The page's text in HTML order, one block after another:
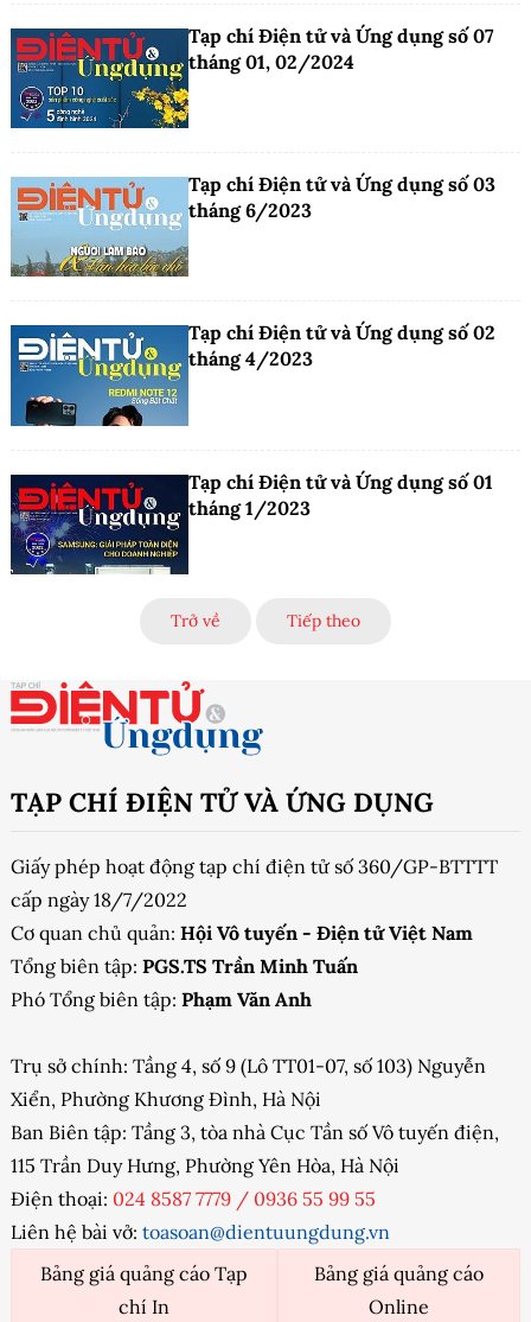
Tạp chí Điện tử và Ứng dụng số 07
tháng 01, 02/2024
Tạp chí Điện tử và Ứng dụng số 03
tháng 6/2023
Tạp chí Điện tử và Ứng dụng số 02
tháng 4/2023
Tạp chí Điện tử và Ứng dụng số 01
tháng 1/2023
Trở về Tiếp theo
TẠP CHÍ ĐIỆN TỬ VÀ ỨNG DỤNG
Giấy phép hoạt động tạp chí điện tử số 360/GP-BTTTT
cấp ngày 18/7/2022
Cơ quan chủ quản: Hội Vô tuyến - Điện tử Việt Nam
Tổng biên tập: PGS.TS Trần Minh Tuấn
Phó Tổng biên tập: Phạm Văn Anh
Trụ sở chính: Tầng 4, số 9 (Lô TT01-07, số 103) Nguyễn
Xiển, Phường Khương Đình, Hà Nội
Ban Biên tập: Tầng 3, tòa nhà Cục Tần số Vô tuyến điện,
115 Trần Duy Hưng, Phường Yên Hòa, Hà Nội
Điện thoại: 024 8587 7779 / 0936 55 99 55
Liên hệ bài vở: toasoan@dientuungdung.vn
Bảng giá quảng cáo Tạp
chí In
Bảng giá quảng cáo
Online